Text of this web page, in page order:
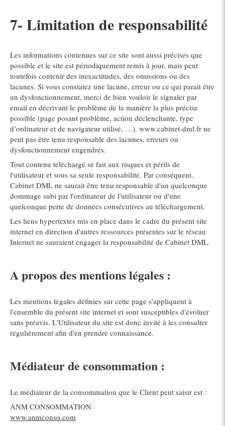
7- Limitation de responsabilité
Les informations contenues sur ce site sont aussi précises que
possible et le site est périodiquement remis à jour, mais peut
toutefois contenir des inexactitudes, des omissions ou des
lacunes. Si vous constatez une lacune, erreur ou ce qui paraît être
un dysfonctionnement, merci de bien vouloir le signaler par
email en décrivant le problème de la manière la plus précise
possible (page posant problème, action déclenchante, type
d’ordinateur et de navigateur utilisé, …). www.cabinet-dml.fr ne
peut pas être tenu responsable des lacunes, erreurs ou
dysfonctionnement engendrés.
Tout contenu téléchargé se fait aux risques et périls de
l'utilisateur et sous sa seule responsabilité. Par conséquent,
Cabinet DML ne saurait être tenu responsable d'un quelconque
dommage subi par l'ordinateur de l'utilisateur ou d'une
quelconque perte de données consécutives au téléchargement.
Les liens hypertextes mis en place dans le cadre du présent site
internet en direction d'autres ressources présentes sur le réseau
Internet ne sauraient engager la responsabilité de Cabinet DML.
A propos des mentions légales :
Les mentions légales définies sur cette page s'appliquent à
l'ensemble du présent site internet et sont susceptibles d'évoluer
sans préavis. L'Utilisateur du site est donc invité à les consulter
régulièrement afin d'en prendre connaissance.
Médiateur de consommation :
Le médiateur de la consommation que le Client peut saisir est :
ANM CONSOMMATION
www.anmconso.com